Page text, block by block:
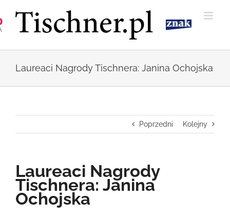
zawartości
Laureaci Nagrody Tischnera: Janina Ochojska
Poprzedni Kolejny
Laureaci Nagrody
Tischnera: Janina
Ochojska